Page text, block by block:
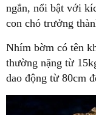
ngắn, nổi bật với
con chó trưởng
Nhím bờm có tên
thường nặng từ
dao động từ 80cm